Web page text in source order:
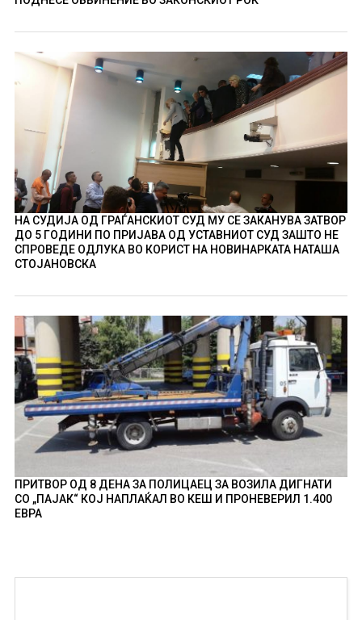
НА СУДИЈА ОД ГРАЃАНСКИОТ СУД МУ СЕ ЗАКАНУВА ЗАТВОР
ДО 5 ГОДИНИ ПО ПРИЈАВА ОД УСТАВНИОТ СУД ЗАШТО НЕ
СПРОВЕДЕ ОДЛУКА ВО КОРИСТ НА НОВИНАРКАТА НАТАША
СТОЈАНОВСКА
ПРИТВОР ОД 8 ДЕНА ЗА ПОЛИЦАЕЦ ЗА ВОЗИЛА ДИГНАТИ
СО „ПАЈАК“ КОЈ НАПЛАЌАЛ ВО КЕШ И ПРОНЕВЕРИЛ 1.400
ЕВРА